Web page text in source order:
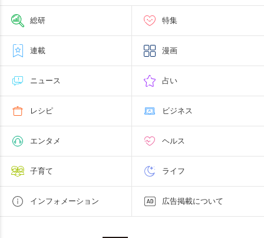
総研 特集
連載 漫画
ニュース 占い
レシピ ビジネス
エンタメ ヘルス
子育て ライフ
インフォメーション 広告掲載について